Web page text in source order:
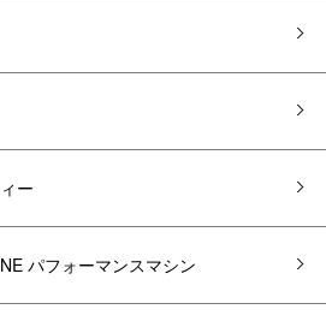
ー
パフォーマンスマシン